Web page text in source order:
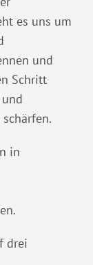
es uns um
und
Schritt
in
drei